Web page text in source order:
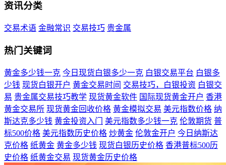
资讯分类
交易术语 金融常识 交易技巧 贵金属
热门关键词
黄金多少钱一克 今日现货白银多少一克 白银交易平台 白银多
少钱 现货白银开户 黄金交易时间 交易技巧，白银投资 白银交
易 贵金属交易技巧教学 现货黄金软件 国际现货黄金开户 香港
黄金交易所 现货黄金回收价格 黄金模拟交易 美元指数价格 纳
斯达克多少钱 黄金投资入门 美元指数多少钱一克 伦敦期货 普
标500价格 美元指数历史价格 炒黄金 伦敦金开户 今日纳斯达
克价格 纸黄金 黄金多少钱 现货白银历史价格 香港普标500历
史价格 纸黄金交易 现货黄金历史价格